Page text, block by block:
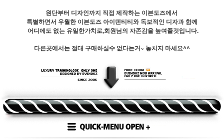
원단부터 디자인까지 직접 제작하는 이븐도즈에서
특별하면서 우월한 이븐도즈 아이덴티티와 독보적인 디자과 함께
어디에도 없는 유일한가치로,회원님의 자존감을 높여줄것입니다.
다른곳에서는 절대 구매하실수 없다는거~ 놓치지 마세요^^